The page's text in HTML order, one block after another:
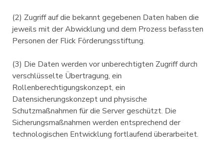
(2) Zugriff auf die bekannt gegebenen Daten haben die
jeweils mit der Abwicklung und dem Prozess befassten
Personen der Flick Förderungsstiftung.
(3) Die Daten werden vor unberechtigten Zugriff durch
verschlüsselte Übertragung, ein
Rollenberechtigungskonzept, ein
Datensicherungskonzept und physische
Schutzmaßnahmen für die Server geschützt. Die
Sicherungsmaßnahmen werden entsprechend der
technologischen Entwicklung fortlaufend überarbeitet.